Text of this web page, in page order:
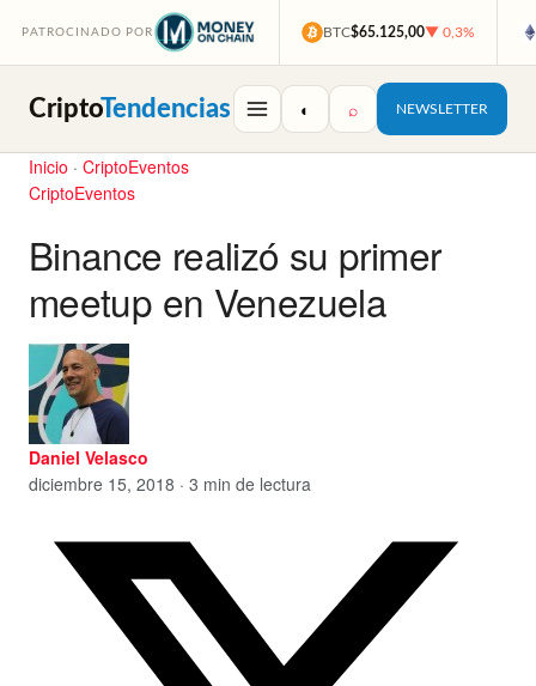
PATROCINADO POR BTC$65.125,00▼ 0,3%
CriptoTendencias ◐ ⌕ NEWSLETTER
Inicio · CriptoEventos
CriptoEventos
Binance realizó su primer
meetup en Venezuela
Daniel Velasco
diciembre 15, 2018 · 3 min de lectura